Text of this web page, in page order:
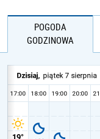
POGODA
GODZINOWA